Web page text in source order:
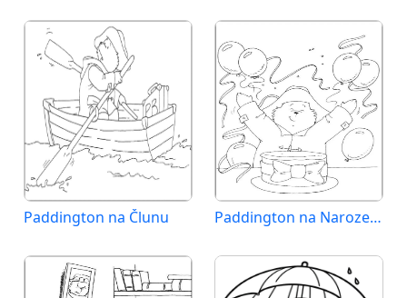
Paddington na Člunu Paddington na Narozeniny